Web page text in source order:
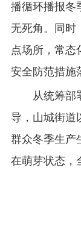
播循环播报冬
无死角。同时
点场所，常态
安全防范措施
从统筹部
导，山城街道
群众冬季生产
在萌芽状态，